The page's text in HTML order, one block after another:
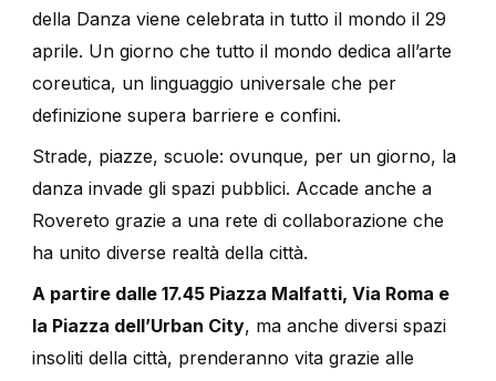
della Danza viene celebrata in tutto il mondo il 29
aprile. Un giorno che tutto il mondo dedica all’arte
coreutica, un linguaggio universale che per
definizione supera barriere e confini.
Strade, piazze, scuole: ovunque, per un giorno, la
danza invade gli spazi pubblici. Accade anche a
Rovereto grazie a una rete di collaborazione che
ha unito diverse realtà della città.
A partire dalle 17.45 Piazza Malfatti, Via Roma e
la Piazza dell’Urban City, ma anche diversi spazi
insoliti della città, prenderanno vita grazie alle